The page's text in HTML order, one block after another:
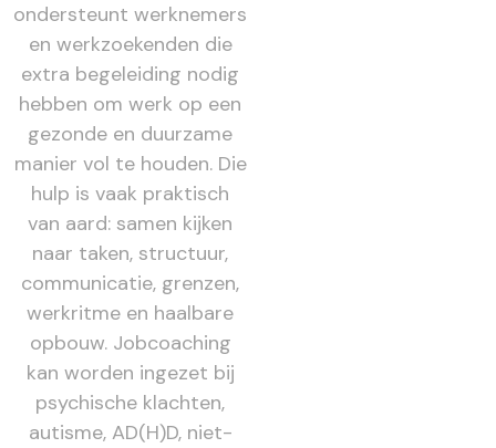
ondersteunt werknemers
en werkzoekenden die
extra begeleiding nodig
hebben om werk op een
gezonde en duurzame
manier vol te houden. Die
hulp is vaak praktisch
van aard: samen kijken
naar taken, structuur,
communicatie, grenzen,
werkritme en haalbare
opbouw. Jobcoaching
kan worden ingezet bij
psychische klachten,
autisme, AD(H)D, niet-